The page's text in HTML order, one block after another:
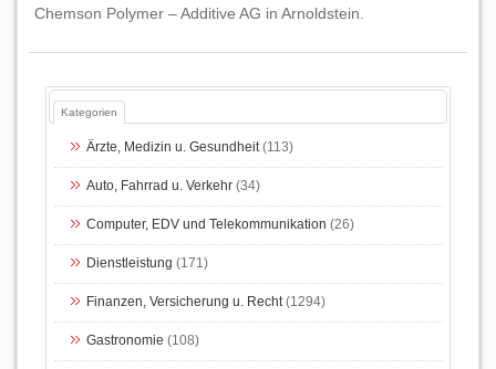
Chemson Polymer – Additive AG in Arnoldstein.
Kategorien
Ärzte, Medizin u. Gesundheit(113)
Auto, Fahrrad u. Verkehr (34)
Computer, EDV und Telekommunikation (26)
Dienstleistung (171)
Finanzen, Versicherung u. Recht(1294)
Gastronomie (108)